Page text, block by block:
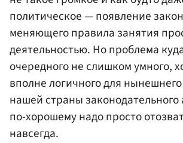
политическое — появление
меняющего правила занятия
деятельностью. Но проблема
очередного не слишком умного,
вполне логичного для
нашей страны
по-хорошему надо просто
навсегда.